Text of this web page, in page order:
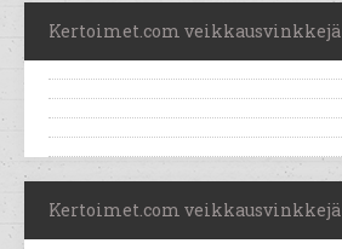
Kertoimet.com veikkausvinkkejä
Kertoimet.com veikkausvinkkejä